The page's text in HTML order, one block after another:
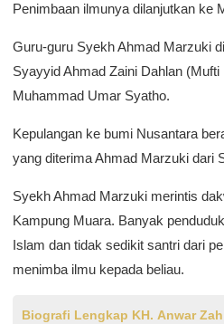
Penimbaan ilmunya dilanjutkan ke
Guru-guru Syekh Ahmad Marzuki
Syayyid Ahmad Zaini Dahlan
Muhammad Umar Syatho.
Kepulangan ke bumi Nusantara
yang diterima Ahmad Marzuki dari
Syekh Ahmad Marzuki merintis
Kampung Muara. Banyak
Islam dan tidak sedikit santri dari
menimba ilmu kepada beliau.
Biografi Lengkap KH. Anwar